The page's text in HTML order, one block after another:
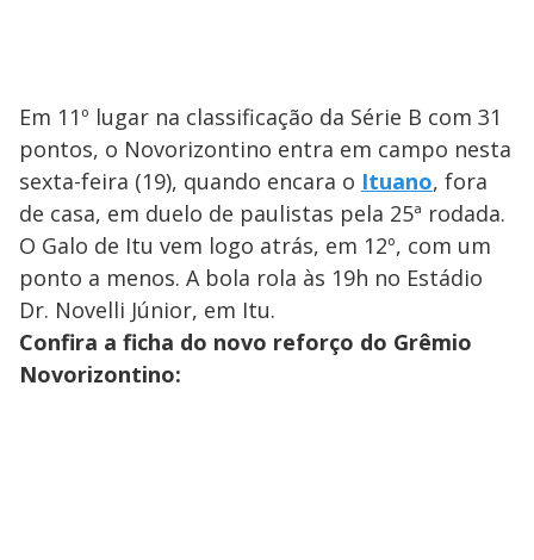
Em 11º lugar na classificação da Série B com 31
pontos, o Novorizontino entra em campo nesta
sexta-feira (19), quando encara o Ituano, fora
de casa, em duelo de paulistas pela 25ª rodada.
O Galo de Itu vem logo atrás, em 12º, com um
ponto a menos. A bola rola às 19h no Estádio
Dr. Novelli Júnior, em Itu.
Confira a ficha do novo reforço do Grêmio
Novorizontino: